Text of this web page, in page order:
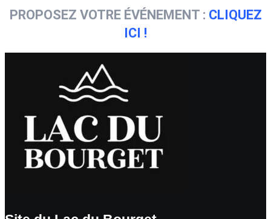
PROPOSEZ VOTRE ÉVÉNEMENT : CLIQUEZ
ICI !